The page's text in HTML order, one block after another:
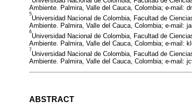
Ambiente. Palmira, Valle del Cauca, Colombia; e-mail:
5
Universidad Nacional de Colombia, Facultad de
Ambiente. Palmira, Valle del Cauca, Colombia; e-mail:
6
Universidad Nacional de Colombia, Facultad de
Ambiente. Palmira, Valle del Cauca, Colombia; e-mail:
7
Universidad Nacional de Colombia, Facultad de
Ambiente. Palmira, Valle del Cauca, Colombia; e-mail:
ABSTRACT